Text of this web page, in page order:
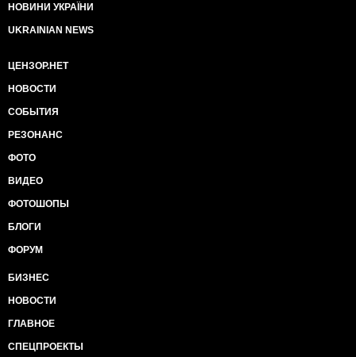
НОВИНИ УКРАЇНИ
UKRAINIAN NEWS
ЦЕНЗОР.НЕТ
НОВОСТИ
СОБЫТИЯ
РЕЗОНАНС
ФОТО
ВИДЕО
ФОТОШОПЫ
БЛОГИ
ФОРУМ
БИЗНЕС
НОВОСТИ
ГЛАВНОЕ
СПЕЦПРОЕКТЫ